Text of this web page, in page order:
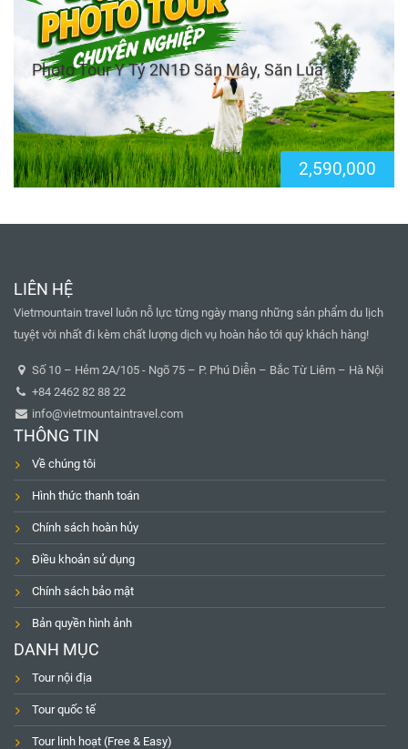
Photo Tour Y Tý 2N1Đ Săn Mây, Săn Lúa
2,590,000
LIÊN HỆ
Vietmountain travel luôn nỗ lực từng ngày mang những sản phẩm du lịch
tuyệt vời nhất đi kèm chất lượng dịch vụ hoàn hảo tới quý khách hàng!
Số 10 – Hẻm 2A/105 - Ngõ 75 – P. Phú Diễn – Bắc Từ Liêm – Hà Nội
+84 2462 82 88 22
info@vietmountaintravel.com
THÔNG TIN
Về chúng tôi
Hình thức thanh toán
Chính sách hoàn hủy
Điều khoản sử dụng
Chính sách bảo mật
Bản quyền hình ảnh
DANH MỤC
Tour nội địa
Tour quốc tế
Tour linh hoạt (Free & Easy)